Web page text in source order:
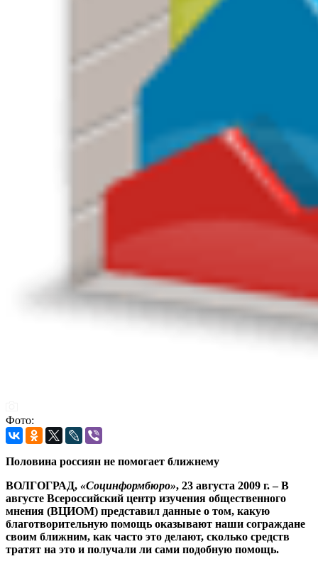
Фото:
Половина россиян не помогает ближнему
ВОЛГОГРАД, «Социнформбюро», 23 августа 2009 г. – В
августе Всероссийский центр изучения общественного
мнения (ВЦИОМ) представил данные о том, какую
благотворительную помощь оказывают наши сограждане
своим ближним, как часто это делают, сколько средств
тратят на это и получали ли сами подобную помощь.